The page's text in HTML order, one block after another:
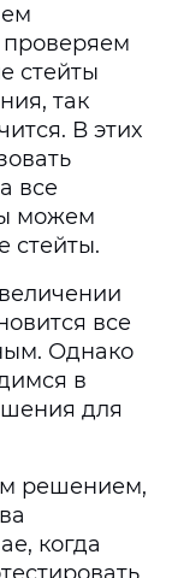
стейты
так
В этих
все
можем
стейты.
все
Однако
в
для
решением,
когда